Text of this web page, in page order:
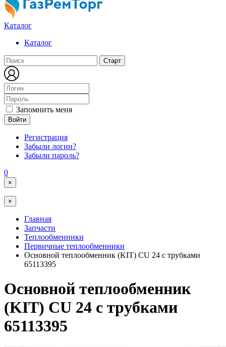
Каталог
Каталог
Запомнить меня
Войти
Регистрация
Забыли логин?
Забыли пароль?
0
×
×
Главная
Запчасти
Теплообменники
Первичные теплообменники
Основной теплообменник (KIT) CU 24 с трубками
65113395
Основной теплообменник
(KIT) CU 24 с трубками
65113395